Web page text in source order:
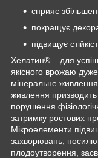
сприяє
покращує
підвищує
Хелатин® – для
якісного врожаю
мінеральне
живлення
порушення
затримку ростових
Мікроелементи
захворювань,
плодоутворення,